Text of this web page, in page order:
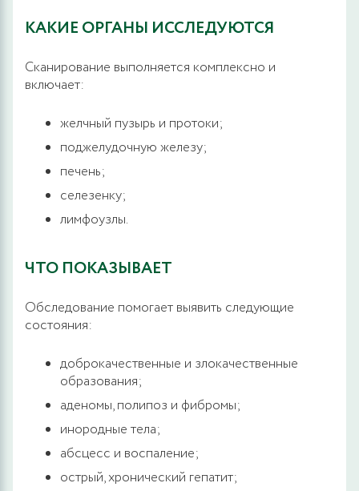
КАКИЕ ОРГАНЫ ИССЛЕДУЮТСЯ
Сканирование выполняется комплексно и
включает:
желчный пузырь и протоки;
поджелудочную железу;
печень;
селезенку;
лимфоузлы.
ЧТО ПОКАЗЫВАЕТ
Обследование помогает выявить следующие
состояния:
доброкачественные и злокачественные
образования;
аденомы, полипоз и фибромы;
инородные тела;
абсцесс и воспаление;
острый, хронический гепатит;